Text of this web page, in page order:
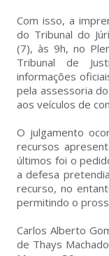
Com isso, a
do Tribunal do
(7), às 9h, no
Tribunal de
informações
pela assessoria
aos veículos de
O julgamento
recursos
últimos foi o
a defesa
recurso, no
permitindo o
Carlos Alberto
de Thays